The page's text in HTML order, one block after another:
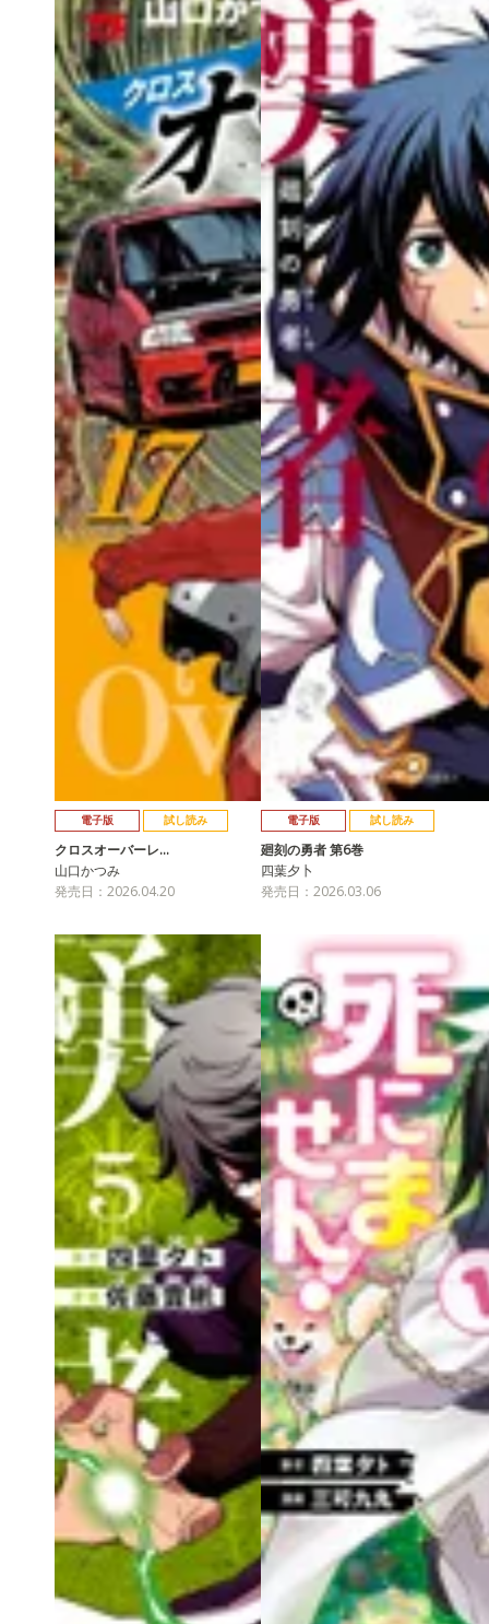
電子版 試し読み
クロスオーバーレ…
山口かつみ
発売日：2026.04.20
電子版 試し読み
廻刻の勇者 第6巻
四葉夕卜
発売日：2026.03.06